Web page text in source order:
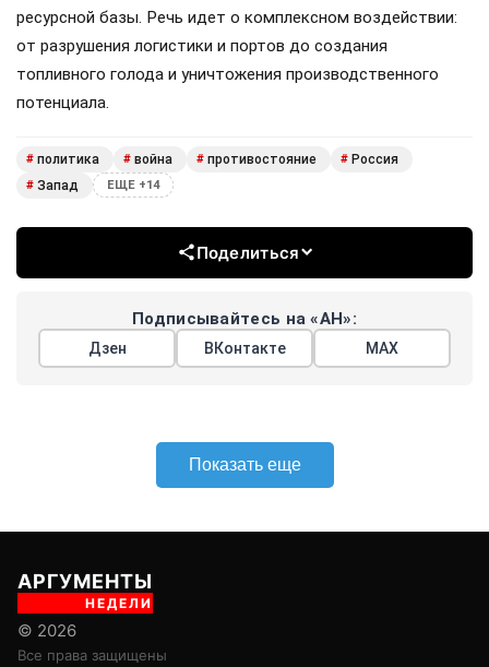
ресурсной базы. Речь идет о комплексном воздействии:
от разрушения логистики и портов до создания
топливного голода и уничтожения производственного
потенциала.
# политика # война # противостояние # Россия
# Запад ЕЩЕ +14
Поделиться
Подписывайтесь на «АН»:
Дзен ВКонтакте МАХ
Показать еще
АРГУМЕНТЫ
НЕДЕЛИ
© 2026
Все права защищены